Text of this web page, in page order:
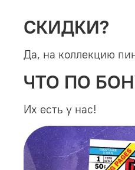
СКИДКИ?
Да, на коллекцию
ЧТО ПО
Их есть у нас!